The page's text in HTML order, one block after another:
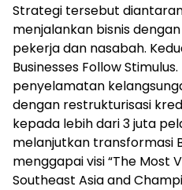
Strategi tersebut
menjalankan bisnis
pekerja dan nasabah.
Businesses Follow
penyelamatan
dengan restrukturisasi
kepada lebih dari 3 juta
melanjutkan transformasi
menggapai visi “The Most
Southeast Asia and